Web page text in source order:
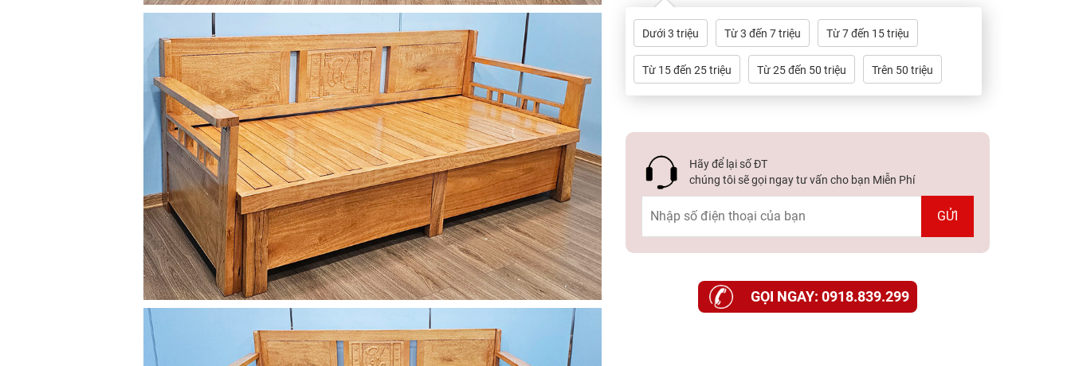
Dưới 3 triệu Từ 3 đến 7 triệu Từ 7 đến 15 triệu
Từ 15 đến 25 triệu Từ 25 đến 50 triệu Trên 50 triệu
Hãy để lại số ĐT
chúng tôi sẽ gọi ngay tư vấn cho bạn Miễn Phí
GỌI NGAY: 0918.839.299